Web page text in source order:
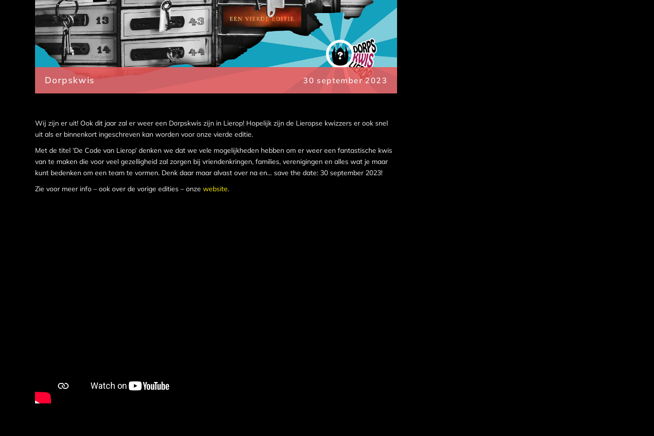
Dorpskwis 30 september 2023
Wij zijn er uit! Ook dit jaar zal er weer een Dorpskwis zijn in Lierop! Hopelijk zijn de Lieropse kwizzers er ook snel
uit als er binnenkort ingeschreven kan worden voor onze vierde editie.
Met de titel ‘De Code van Lierop’ denken we dat we vele mogelijkheden hebben om er weer een fantastische kwis
van te maken die voor veel gezelligheid zal zorgen bij vriendenkringen, families, verenigingen en alles wat je maar
kunt bedenken om een team te vormen. Denk daar maar alvast over na en… save the date: 30 september 2023!
Zie voor meer info – ook over de vorige edities – onze website.